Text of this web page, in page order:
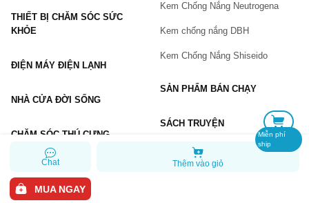
Chat Thêm vào giỏ
MUA NGAY
Miễn phí
ship
Vấn đề(*)
GỬI BÁO LỖI
THIẾT BỊ CHĂM SÓC SỨC
KHỎE
ĐIỆN MÁY ĐIỆN LẠNH
NHÀ CỬA ĐỜI SỐNG
CHĂM SÓC THÚ CƯNG
Kem Chống Nắng Neutrogena
Kem chống nắng DBH
Kem Chống Nắng Shiseido
SẢN PHẨM BÁN CHẠY
SÁCH TRUYỆN